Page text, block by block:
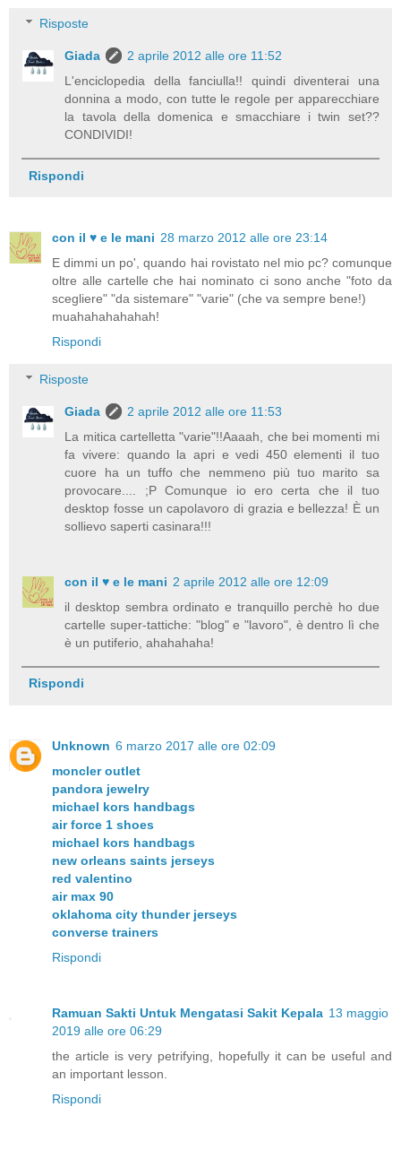
Risposte
Giada
2 aprile 2012 alle ore 11:52
L'enciclopedia della fanciulla!! quindi diventerai una
donnina a modo, con tutte le regole per apparecchiare
la tavola della domenica e smacchiare i twin set??
CONDIVIDI!
Rispondi
con il ♥ e le mani 28 marzo 2012 alle ore 23:14
E dimmi un po', quando hai rovistato nel mio pc? comunque
oltre alle cartelle che hai nominato ci sono anche "foto da
scegliere" "da sistemare" "varie" (che va sempre bene!)
muahahahahahah!
Rispondi
Risposte
Giada
2 aprile 2012 alle ore 11:53
La mitica cartelletta "varie"!!Aaaah, che bei momenti mi
fa vivere: quando la apri e vedi 450 elementi il tuo
cuore ha un tuffo che nemmeno più tuo marito sa
provocare.... ;P Comunque io ero certa che il tuo
desktop fosse un capolavoro di grazia e bellezza! È un
sollievo saperti casinara!!!
con il ♥ e le mani 2 aprile 2012 alle ore 12:09
il desktop sembra ordinato e tranquillo perchè ho due
cartelle super-tattiche: "blog" e "lavoro", è dentro lì che
è un putiferio, ahahahaha!
Rispondi
Unknown 6 marzo 2017 alle ore 02:09
moncler outlet
pandora jewelry
michael kors handbags
air force 1 shoes
michael kors handbags
new orleans saints jerseys
red valentino
air max 90
oklahoma city thunder jerseys
converse trainers
Rispondi
Ramuan Sakti Untuk Mengatasi Sakit Kepala 13 maggio
2019 alle ore 06:29
the article is very petrifying, hopefully it can be useful and
an important lesson.
Rispondi